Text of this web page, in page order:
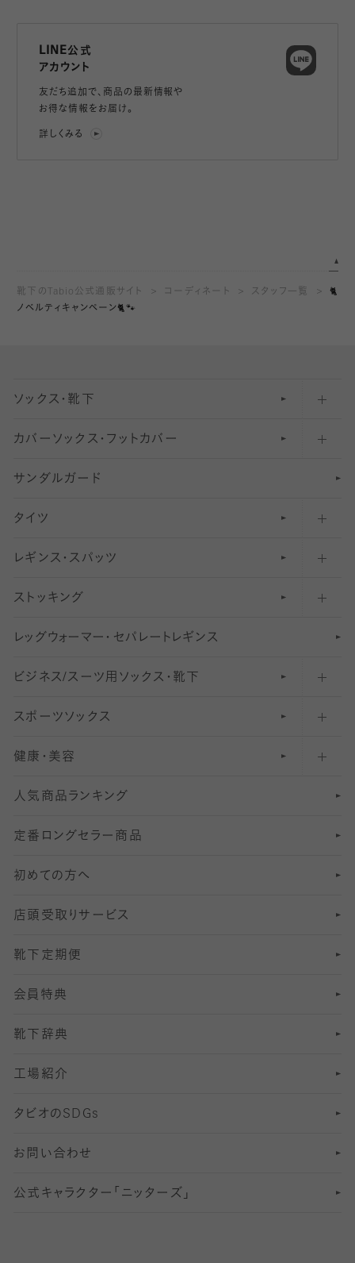
LINE公式
アカウント
友だち追加で、 商品の最新情報や
お得な情報をお届け。
詳しくみる
靴下のTabio公式通販サイト コーディネート スタッフ一覧
🐈
ノベルティキャンペーン🐈🐾
ソックス・靴下
五本指ソックス・靴下
足袋ソックス・靴下
無地・プレーンソックス・靴下
柄ソックス・靴下
スニーカー（くるぶし）用ソックス
アンクル・ショートソックス（くるぶし上）
クルーソックス（ふくらはぎ下）
ハイソックス
オーバーニー・ニーハイソックス
カバーソックス・フットカバー
フットカバー・カバーソックス（深め）
フットカバー・カバーソックス（ふつう）
フットカバー・カバーソックス（浅め）
サンダルガード
タイツ
30デニール以下のタイツ（薄手タイツ）
31〜40デニールタイツ
41〜60デニールタイツ
61〜80デニールタイツ
81 〜110デニールタイツ
111〜210デニールタイツ
211デニールタイツ以上（防寒・厚手タイツ）
レギンス・スパッツ
柄レギンス
無地レギンス
レギンスパンツ（レギパン）
マタニティレギンス
5 分丈
6 分丈レギンス
7 分丈 レギンス
8分丈 レギンス
10分丈 レギンス
12分丈レギンス
13分丈レギンス
ストッキング
伝線しにくいストッキング
ショートストッキング
結婚式用ストッキング
美脚ストッキング
オールスルーストッキング
レッ グ ウォー マー ・ セパレー ト レ ギンス
ビジネス/スーツ用 ソックス・靴下
匠シリーズ
フレッシャーズ向けソックス・靴下
冠婚葬祭向けソックス・靴下
スーツカジュアルソックス・靴下
ロングホーズ
スポーツソックス
ランニングソックス・靴下
ゴルフソックス・靴下
サッカー・フットサル用ソックス
ヨガソックス・靴下
スポーツ用レッグウォーマー
SSサイズ（21～23cm）
Sサイズ（22～25cm）
Mサイズ（25～27cm）
Lサイズ（27～29cm）
健康・美容
インナーソックス
加圧・着圧ソックス
冷えとり靴下
着圧・加圧タイツ
むくみ対策
足の疲れ対策
足の臭い対策
冷え対策
靴ずれ対策
快適な睡眠対策
人気商品ランキング
定番ロングセラー商品
初めての方へ
店頭受取りサービス
靴下定期便
会員特典
靴下辞典
工場紹介
タビオのSDGs
お問い合わせ
公式キャラクター「ニッターズ」